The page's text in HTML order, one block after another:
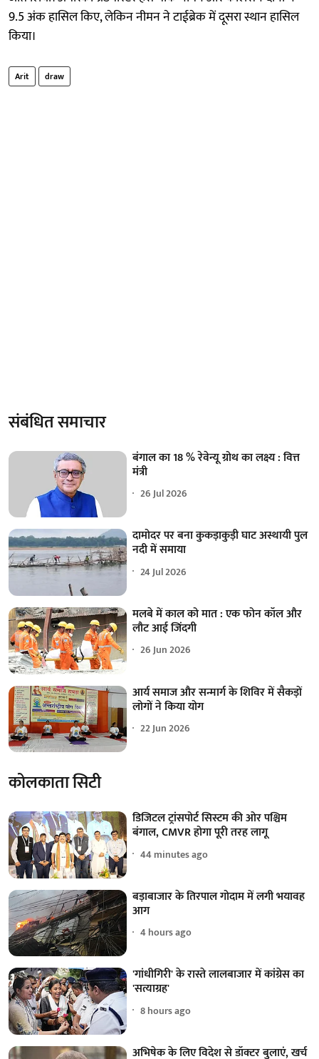
9.5 अंक हासिल किए, लेकिन नीमन ने टाईब्रेक में दूसरा स्थान हासिल
किया।
Arit draw
संबंधित समाचार
बंगाल का 18 % रेवेन्यू ग्रोथ का लक्ष्य : वित्त
मंत्री
26 Jul 2026
दामोदर पर बना कुकड़ाकुड़ी घाट अस्थायी पुल
नदी में समाया
24 Jul 2026
मलबे में काल को मात : एक फोन कॉल और
लौट आई जिंदगी
26 Jun 2026
आर्य समाज और सन्मार्ग के शिविर में सैकड़ों
लोगों ने किया योग
22 Jun 2026
कोलकाता सिटी
डिजिटल ट्रांसपोर्ट सिस्टम की ओर पश्चिम
बंगाल, CMVR होगा पूरी तरह लागू
44 minutes ago
बड़ाबाजार के तिरपाल गोदाम में लगी भयावह
आग
4 hours ago
'गांधीगिरी' के रास्ते लालबाजार में कांग्रेस का
'सत्याग्रह'
8 hours ago
अभिषेक के लिए विदेश से डॉक्टर बुलाएं, खर्च